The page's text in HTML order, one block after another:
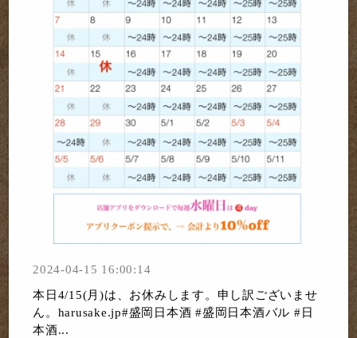
2024-04-15 16:00:14
本日4/15(月)は、お休みします。申し訳ございませ
ん。harusake.jp#盛岡日本酒 #盛岡日本酒バル #日
本酒...